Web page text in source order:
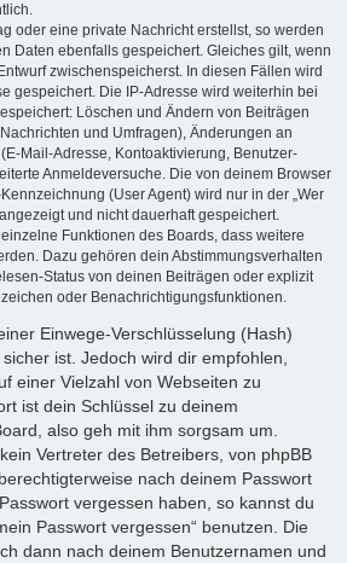
oder eine private Nachricht erstellst, so werden
Daten ebenfalls gespeichert. Gleiches gilt, wenn
zwischenspeicherst. In diesen Fällen wird
gespeichert. Die IP-Adresse wird weiterhin bei
Löschen und Ändern von Beiträgen
und Umfragen), Änderungen an
Mail-Adresse, Kontoaktivierung, Benutzer-
Anmeldeversuche. Die von deinem Browser
(User Agent) wird nur in der „Wer
und nicht dauerhaft gespeichert.
Funktionen des Boards, dass weitere
Dazu gehören dein Abstimmungsverhalten
Status von deinen Beiträgen oder explizit
oder Benachrichtigungsfunktionen.
Einwege-Verschlüsselung (Hash)
ist. Jedoch wird dir empfohlen,
einer Vielzahl von Webseiten zu
ist dein Schlüssel zu deinem
also geh mit ihm sorgsam um.
Vertreter des Betreibers, von phpBB
nach deinem Passwort
vergessen haben, so kannst du
Passwort vergessen“ benutzen. Die
dann nach deinem Benutzernamen und